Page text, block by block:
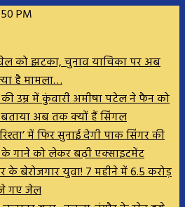
PM
को झटका, चुनाव याचिका पर अब
है मामला…
की उम्र में कुंवारी अमीषा पटेल ने फैन को
अब तक क्यों हैं सिंगल
में फिर सुनाई देगी पाक सिंगर की
के गाने को लेकर बढ़ी एक्साइटमेंट
के बेरोजगार युवा! 7 महीने में 6.5 करोड़
गए जेल